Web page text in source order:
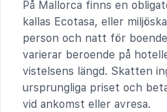
På Mallorca finns en
kallas Ecotasa, eller
person och natt för
varierar beroende på
vistelsens längd. Skatten
ursprungliga priset och
vid ankomst eller avresa.